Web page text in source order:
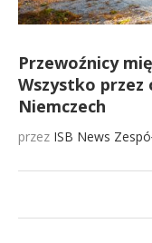
Przewoźnicy
Wszystko przez
Niemczech
przez ISB News